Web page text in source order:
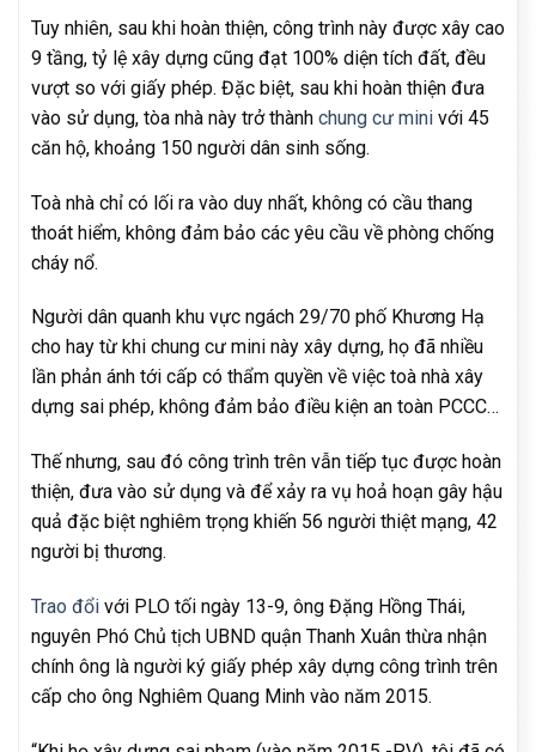
Tuy nhiên, sau khi hoàn thiện, công trình này được xây cao
9 tầng, tỷ lệ xây dựng cũng đạt 100% diện tích đất, đều
vượt so với giấy phép. Đặc biệt, sau khi hoàn thiện đưa
vào sử dụng, tòa nhà này trở thành chung cư mini với 45
căn hộ, khoảng 150 người dân sinh sống.
Toà nhà chỉ có lối ra vào duy nhất, không có cầu thang
thoát hiểm, không đảm bảo các yêu cầu về phòng chống
cháy nổ.
Người dân quanh khu vực ngách 29/70 phố Khương Hạ
cho hay từ khi chung cư mini này xây dựng, họ đã nhiều
lần phản ánh tới cấp có thẩm quyền về việc toà nhà xây
dựng sai phép, không đảm bảo điều kiện an toàn PCCC…
Thế nhưng, sau đó công trình trên vẫn tiếp tục được hoàn
thiện, đưa vào sử dụng và để xảy ra vụ hoả hoạn gây hậu
quả đặc biệt nghiêm trọng khiến 56 người thiệt mạng, 42
người bị thương.
Trao đổi với PLO tối ngày 13-9, ông Đặng Hồng Thái,
nguyên Phó Chủ tịch UBND quận Thanh Xuân thừa nhận
chính ông là người ký giấy phép xây dựng công trình trên
cấp cho ông Nghiêm Quang Minh vào năm 2015.